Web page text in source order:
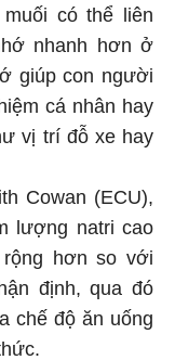
có thể liên
nhanh hơn ở
giúp con người
cá nhân hay
vị trí đỗ xe hay
Cowan (ECU),
lượng natri cao
hơn so với
định, qua đó
chế độ ăn uống